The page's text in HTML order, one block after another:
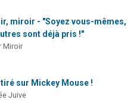
miroir - "Soyez vous-mêmes,
sont déjà pris !"
Miroir
tiré sur Mickey Mouse !
Juive